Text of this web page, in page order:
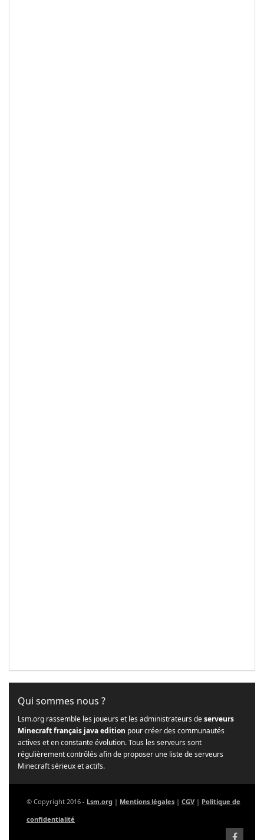
Qui sommes nous ?
Lsm.org rassemble les joueurs et les administrateurs deserveurs
Minecraft français java edition pour créer des communautés
actives et en constante évolution. Tous les serveurs sont
régulièrement contrôlés afin de proposer une liste de serveurs
Minecraft sérieux et actifs.
© Copyright 2016 - Lsm.org | Mentions légales | CGV | Politique de
confidentialité